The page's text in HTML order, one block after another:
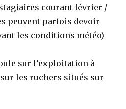
courant février /
peuvent parfois devoir
les conditions météo)
sur l’exploitation à
les ruchers situés sur